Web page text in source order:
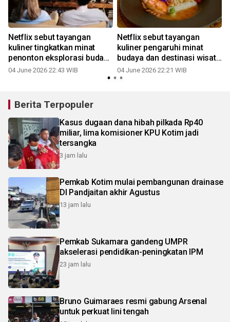
Netflix sebut tayangan
kuliner tingkatkan minat
penonton eksplorasi budaya
dan wisata
04 June 2026 22:43 WIB
Netflix sebut tayangan
kuliner pengaruhi minat
budaya dan destinasi wisata
penonton
04 June 2026 22:21 WIB
Berita Terpopuler
Kasus dugaan dana hibah pilkada Rp40
miliar, lima komisioner KPU Kotim jadi
tersangka
3 jam lalu
Pemkab Kotim mulai pembangunan drainase
DI Pandjaitan akhir Agustus
13 jam lalu
Pemkab Sukamara gandeng UMPR
akselerasi pendidikan-peningkatan IPM
23 jam lalu
Bruno Guimaraes resmi gabung Arsenal
untuk perkuat lini tengah